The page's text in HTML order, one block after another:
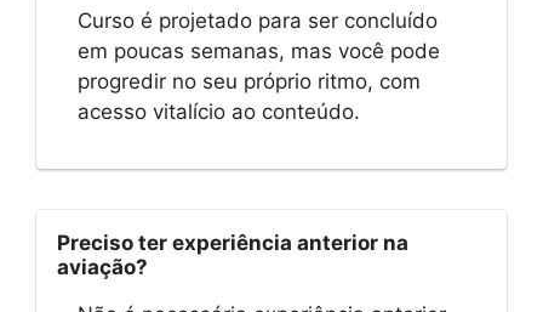
Curso é projetado para ser concluído
em poucas semanas, mas você pode
progredir no seu próprio ritmo, com
acesso vitalício ao conteúdo.
Preciso ter experiência anterior na
aviação?